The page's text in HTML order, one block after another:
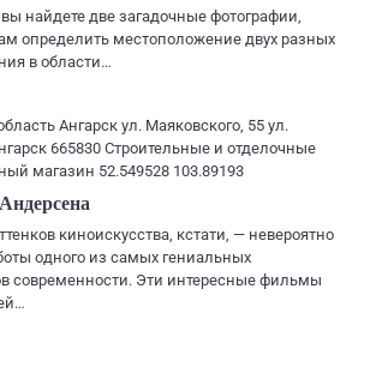
найдете две загадочные фотографии,
определить местоположение двух разных
в области…
Ангарск ул. Маяковского, 55 ул.
665830 Строительные и отделочные
магазин 52.549528 103.89193
киноискусства, кстати, — невероятно
одного из самых гениальных
современности. Эти интересные фильмы